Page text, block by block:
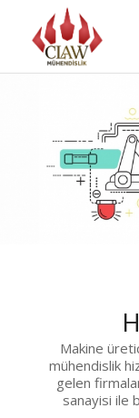
Makine
mühendislik
gelen
sanayisi ile